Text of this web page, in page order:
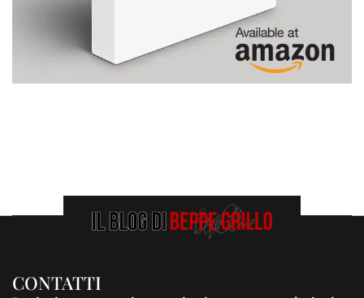
CONTATTI